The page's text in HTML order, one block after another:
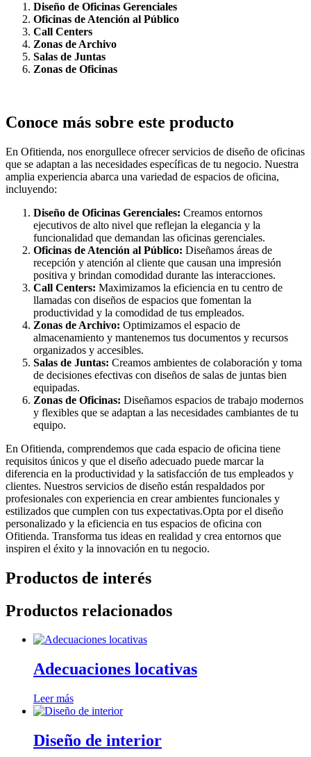
Diseño de Oficinas Gerenciales
Oficinas de Atención al Público
Call Centers
Zonas de Archivo
Salas de Juntas
Zonas de Oficinas
Conoce más sobre este producto
En Ofitienda, nos enorgullece ofrecer servicios de diseño de oficinas
que se adaptan a las necesidades específicas de tu negocio. Nuestra
amplia experiencia abarca una variedad de espacios de oficina,
incluyendo:
Diseño de Oficinas Gerenciales: Creamos entornos
ejecutivos de alto nivel que reflejan la elegancia y la
funcionalidad que demandan las oficinas gerenciales.
Oficinas de Atención al Público: Diseñamos áreas de
recepción y atención al cliente que causan una impresión
positiva y brindan comodidad durante las interacciones.
Call Centers: Maximizamos la eficiencia en tu centro de
llamadas con diseños de espacios que fomentan la
productividad y la comodidad de tus empleados.
Zonas de Archivo: Optimizamos el espacio de
almacenamiento y mantenemos tus documentos y recursos
organizados y accesibles.
Salas de Juntas: Creamos ambientes de colaboración y toma
de decisiones efectivas con diseños de salas de juntas bien
equipadas.
Zonas de Oficinas: Diseñamos espacios de trabajo modernos
y flexibles que se adaptan a las necesidades cambiantes de tu
equipo.
En Ofitienda, comprendemos que cada espacio de oficina tiene
requisitos únicos y que el diseño adecuado puede marcar la
diferencia en la productividad y la satisfacción de tus empleados y
clientes. Nuestros servicios de diseño están respaldados por
profesionales con experiencia en crear ambientes funcionales y
estilizados que cumplen con tus expectativas.Opta por el diseño
personalizado y la eficiencia en tus espacios de oficina con
Ofitienda. Transforma tus ideas en realidad y crea entornos que
inspiren el éxito y la innovación en tu negocio.
Productos de interés
Productos relacionados
Adecuaciones locativas
Leer más
Diseño de interior